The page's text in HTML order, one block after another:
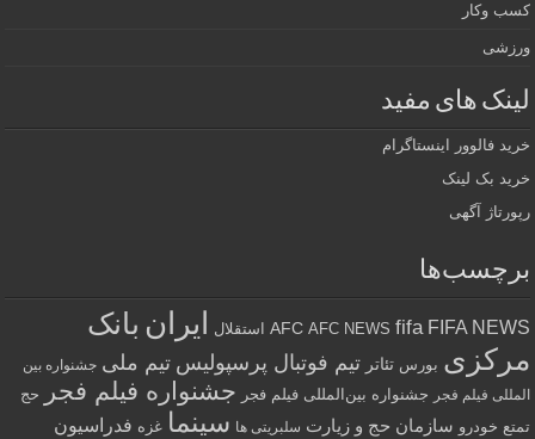
کسب وکار
ورزشی
لینک های مفید
خرید فالوور اینستاگرام
خرید بک لینک
رپورتاژ آگهی
برچسب‌ها
AFC AFC NEWS fifa FIFA NEWS استقلال ایران بانک
مرکزی بورس تئاتر تیم فوتبال پرسپولیس تیم ملی جشنواره بین
المللی فیلم فجر جشنواره بین‌المللی فیلم فجر جشنواره فیلم فجر
حج
تمتع خودرو سازمان حج و زیارت سلبریتی ها سینما غزه فدراسیون